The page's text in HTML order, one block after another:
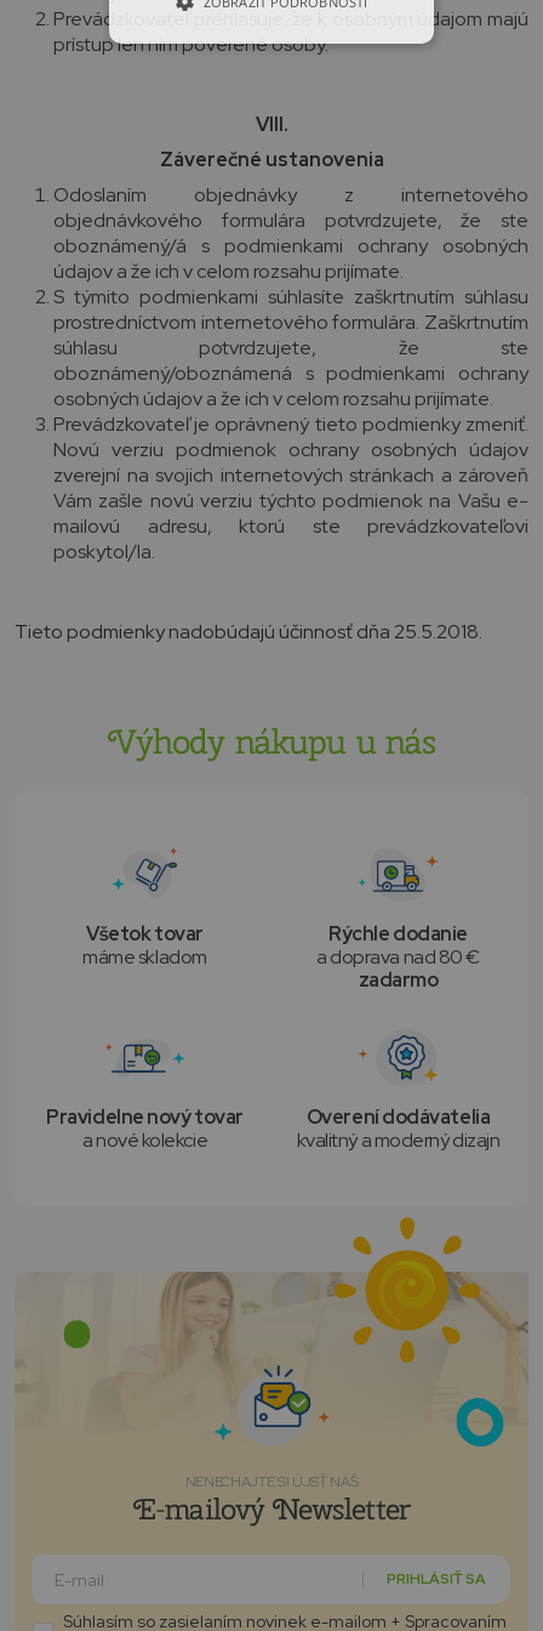
Prevádzkovateľ prehlasuje, že k osobným údajom majú
prístup len ním poverené osoby.
VIII.
Záverečné ustanovenia
Odoslaním objednávky z internetového
objednávkového formulára potvrdzujete, že ste
oboznámený/á s podmienkami ochrany osobných
údajov a že ich v celom rozsahu prijímate.
S týmito podmienkami súhlasíte zaškrtnutím súhlasu
prostredníctvom internetového formulára. Zaškrtnutím
súhlasu potvrdzujete, že ste
oboznámený/oboznámená s podmienkami ochrany
osobných údajov a že ich v celom rozsahu prijímate.
Prevádzkovateľ je oprávnený tieto podmienky zmeniť.
Novú verziu podmienok ochrany osobných údajov
zverejní na svojich internetových stránkach a zároveň
Vám zašle novú verziu týchto podmienok na Vašu e-
mailovú adresu, ktorú ste prevádzkovateľovi
poskytol/la.
Tieto podmienky nadobúdajú účinnosť dňa 25.5.2018.
Výhody nákupu u nás
Všetok tovar
máme skladom
Rýchle dodanie
a doprava nad 80 €
zadarmo
Pravidelne nový tovar
a nové kolekcie
Overení dodávatelia
kvalitný a moderný dizajn
NENECHAJTE SI ÚJSŤ NÁŠ
E-mailový Newsletter
PRIHLÁSIŤ SA
Súhlasím so zasielaním novinek e-mailom + Spracovaním